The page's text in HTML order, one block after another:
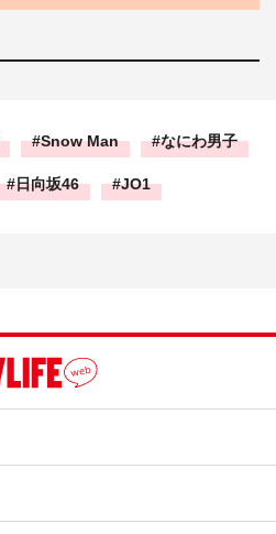
Snow Man なにわ男子
日向坂46 JO1